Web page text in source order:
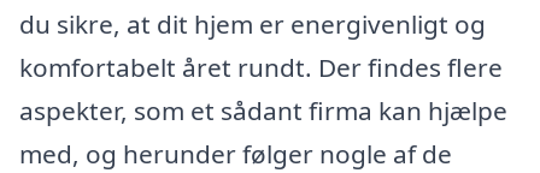
du sikre, at dit hjem er energivenligt og
komfortabelt året rundt. Der findes flere
aspekter, som et sådant firma kan hjælpe
med, og herunder følger nogle af de